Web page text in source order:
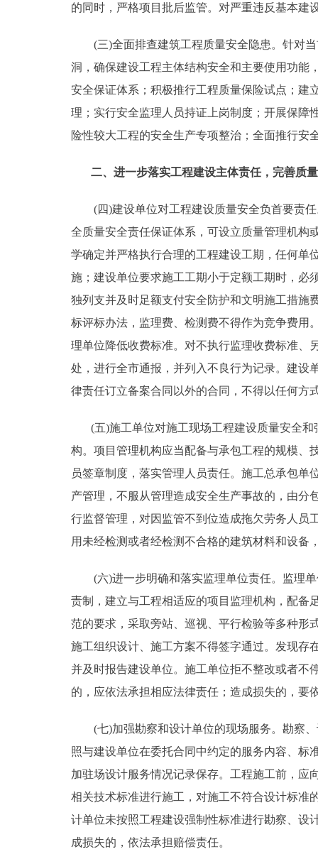
ITALIANO
的同时，严格项目批后监管。对严重违反基本建
(三)全面排查建筑工程质量安全隐患。针对当
洞，确保建设工程主体结构安全和主要使用功能
安全保证体系；积极推行工程质量保险试点；建
理；实行安全监理人员持证上岗制度；开展保障
险性较大工程的安全生产专项整治；全面推行
二、进一步落实工程建设主体责任，完善质
(四)建设单位对工程建设质量安全负首要责任
全质量安全责任保证体系，可设立质量管理机构
学确定并严格执行合理的工程建设工期，任何单
施；建设单位要求施工工期小于定额工期时，必
独列支并及时足额支付安全防护和文明施工措施
标评标办法，监理费、检测费不得作为竞争费用
理单位降低收费标准。对不执行监理收费标准、
处，进行全市通报，并列入不良行为记录。建设
律责任订立备案合同以外的合同，不得以任何方
(五)施工单位对施工现场工程建设质量安全和
构。项目管理机构应当配备与承包工程的规模、
员签章制度，落实管理人员责任。施工总承包
产管理，不服从管理造成安全生产事故的，由分
行监督管理，对因监管不到位造成拖欠劳务人员
用未经检测或者经检测不合格的建筑材料和设备
(六)进一步明确和落实监理单位责任。监理单
责制，建立与工程相适应的项目监理机构，配备
范的要求，采取旁站、巡视、平行检验等多种形
施工组织设计、施工方案不得签字通过。发现存
并及时报告建设单位。施工单位拒不整改或者不
的，应依法承担相应法律责任；造成损失的，要
(七)加强勘察和设计单位的现场服务。勘察、
照与建设单位在委托合同中约定的服务内容、标
加驻场设计服务情况记录保存。工程施工前，应
相关技术标准进行施工，对施工不符合设计标准
计单位未按照工程建设强制性标准进行勘察、设
成损失的，依法承担赔偿责任。